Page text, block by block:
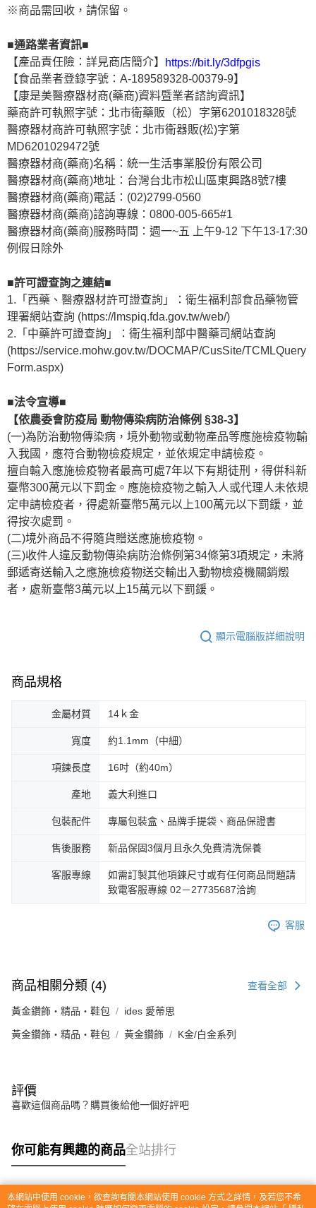
※商品需回收，請保留。
■通路業者資訊■
【產品責任險：詳見商店簡介】 https://bit.ly/3dfpgis
【食品業者登錄字號：A-189589328-00379-9】
【康是美醫療器材商(藥商)資料暨業者諮詢資訊】
藥商許可執照字號：北市衛藥販（松）字第6201018328號
醫療器材商許可執照字號：北市衛器販(松)字第
MD6201029472號
醫療器材商(藥商)名稱：統一生活事業股份有限公司
醫療器材商(藥商)地址：台灣台北市松山區東興路8號7樓
醫療器材商(藥商)電話：(02)2799-0560
醫療器材商(藥商)諮詢專線：0800-005-665#1
醫療器材商(藥商)服務時間：週一~五 上午9-12 下午13-17:30
例假日除外
■許可證查詢之連結■
1.「西藥、醫療器材許可證查詢」：衛生福利部食品藥物管
理署網站查詢 (https://lmspiq.fda.gov.tw/web/)
2.「中藥許可證查詢」：衛生福利部中醫藥司網站查詢
(https://service.mohw.gov.tw/DOCMAP/CusSite/TCMLQuery
Form.aspx)
■法令宣導■
【依農委會防疫局 動物傳染病防治條例 §38-3】
(一)為防治動物傳染病，境外動物或動物產品等應施檢疫物輸
入我國，應符合動物檢疫規定，並依規定申請檢疫。
擅自輸入應施檢疫物者最高可處7年以下有期徒刑，得併科新
臺幣300萬元以下罰金。應施檢疫物之輸入人或代理人未依規
定申請檢疫者，得處新臺幣5萬元以上100萬元以下罰鍰，並
得按次處罰。
(二)境外商品不得隨貨贈送應施檢疫物。
(三)收件人違反動物傳染病防治條例第34條第3項規定，未將
郵遞寄送輸入之應施檢疫物送交輸出入動物檢疫機關銷燬
者，處新臺幣3萬元以上15萬元以下罰鍰。
顯示電腦版詳細說明
商品規格
金屬材質 14ｋ金
寬度 約1.1mm（中細）
項鍊長度 16吋（約40m）
產地 義大利進口
包裝配件 專屬包裝盒、品牌手提袋、商品保證書
售後服務 新品保固3個月且永久免費清洗保養
客服專線
如需訂製其他項鍊尺寸或有任何商品問題請
致電客服專線 02－27735687洽詢
客服
商品相關分類 (4) 查看全部
黃金鑽飾・精品・鞋包 ides 愛蒂思
黃金鑽飾・精品・鞋包 黃金鑽飾 K金/白金系列
評價
喜歡這個商品嗎？購買後給他一個好評吧
你可能有興趣的商品全站排行
熱門標籤
本網站中使用 cookie，欲查詢有關本網站使用 cookie 方式之詳情，及若您不希